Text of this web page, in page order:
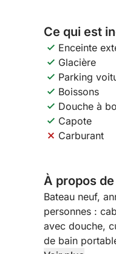
Ce qui est
Enceinte
Glacière
Parking
Boissons
Douche à
Capote
Carburant
À propos
Bateau neuf,
personnes :
avec douche,
de bain